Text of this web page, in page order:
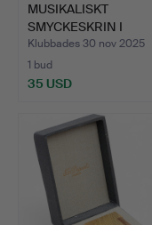
MUSIKALISKT
SMYCKESKRIN I
BABYROSA.
Klubbades 30 nov 2025
1 bud
35 USD